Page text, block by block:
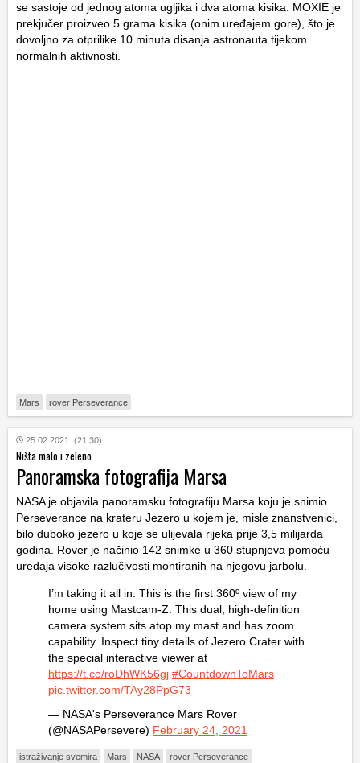
se sastoje od jednog atoma ugljika i dva atoma kisika. MOXIE je
prekjučer proizveo 5 grama kisika (onim uređajem gore), što je
dovoljno za otprilike 10 minuta disanja astronauta tijekom
normalnih aktivnosti.
Mars rover Perseverance
25.02.2021. (21:30)
Ništa malo i zeleno
Panoramska fotografija Marsa
NASA je objavila panoramsku fotografiju Marsa koju je snimio
Perseverance na krateru Jezero u kojem je, misle znanstvenici,
bilo duboko jezero u koje se ulijevala rijeka prije 3,5 milijarda
godina. Rover je načinio 142 snimke u 360 stupnjeva pomoću
uređaja visoke razlučivosti montiranih na njegovu jarbolu.
I’m taking it all in. This is the first 360º view of my
home using Mastcam-Z. This dual, high-definition
camera system sits atop my mast and has zoom
capability. Inspect tiny details of Jezero Crater with
the special interactive viewer at
https://t.co/roDhWK56gj #CountdownToMars
pic.twitter.com/TAy28PpG73
— NASA's Perseverance Mars Rover
(@NASAPersevere) February 24, 2021
istraživanje svemira Mars NASA rover Perseverance